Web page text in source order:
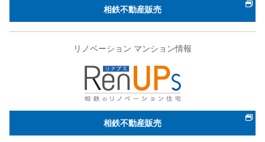
相鉄不動産販売
リノベーション マンション情報
相鉄不動産販売